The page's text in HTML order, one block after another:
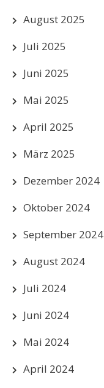
August 2025
Juli 2025
Juni 2025
Mai 2025
April 2025
März 2025
Dezember 2024
Oktober 2024
September 2024
August 2024
Juli 2024
Juni 2024
Mai 2024
April 2024